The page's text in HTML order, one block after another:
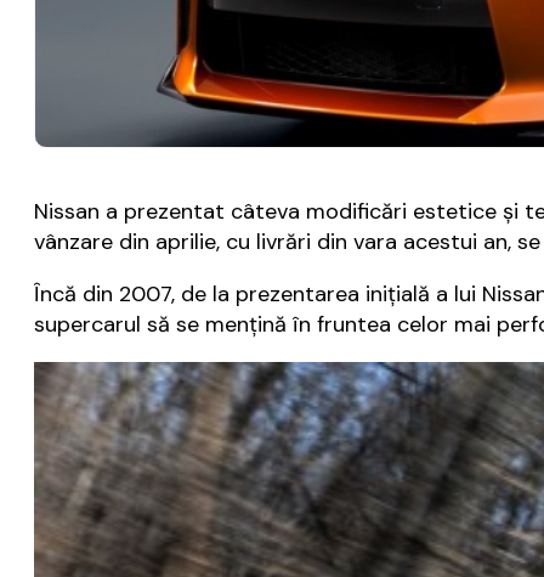
Nissan a prezentat câteva modificări estetice și
vânzare din aprilie, cu livrări din vara acestui an,
Încă din 2007, de la prezentarea inițială a lui
supercarul să se mențină în fruntea celor mai